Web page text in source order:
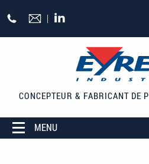
+33
(0)5
CONCEPTEUR & FABRICANT DE
MENU